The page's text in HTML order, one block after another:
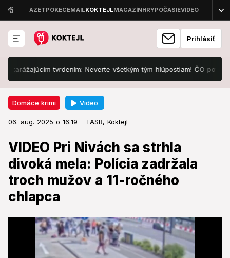
Prihlásiť
tvrdením: Neverte všetkým tým hlúpostiam! ČO povedal o
Domáce krimi Video
06. aug. 2025 o 16:19 TASR, Koktejl
VIDEO Pri Nivách sa strhla
divoká mela: Polícia zadržala
troch mužov a 11-ročného
chlapca
Domáce krimi 06. aug. 2025 o 16:19
VIDEO Pri Nivách sa strhla divoká
mela: Polícia zadržala troch
mužov a 11-ročného chlapca
Pred autobusovou stanicou v Bratislave došlo
posledný júlový deň k fyzickému konfliktu medzi
viacerými osobami.